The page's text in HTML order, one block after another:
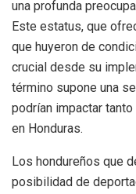
una profunda
Este estatus, que
que huyeron de
crucial desde su
término supone una
podrían impactar
en Honduras.
Los hondureños que
posibilidad de